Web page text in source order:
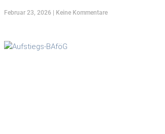
Februar 23, 2026 Keine Kommentare